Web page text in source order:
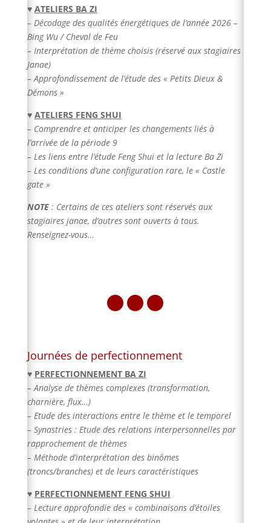
♥ ATELIERS BA ZI
– Décodage des qualités énergétiques de l’année 2026 –
Bing Wu / Cheval de Feu
– Interprétation de thème choisis (réservé aux stagiaires
Janae)
– Approfondissement de l’étude des « Petits Dieux &
Démons »
♥ ATELIERS FENG SHUI
– Comprendre et anticiper les changements liés à
l’arrivée de la période 9
– Les liens entre l’étude Feng Shui et la lecture Ba Zi
– Les conditions d’une configuration rare, le « Castle
gate »
NOTE : Certains de ces ateliers sont réservés aux
stagiaires janae, d’autres sont ouverts à tous.
Renseignez-vous…

Journées de perfectionnement
♥ PERFECTIONNEMENT BA ZI
– Analyse de thèmes complexes (transformation,
charnière, flux…)
– Etude des interactions entre le thème et le temporel
– Synastries : Etude des relations interpersonnelles par
rapprochement de thèmes
– Méthode d’interprétation des binômes
(troncs/branches) et de leurs caractéristiques
♥ PERFECTIONNEMENT FENG SHUI
– Lecture approfondie des « combinaisons d’étoiles